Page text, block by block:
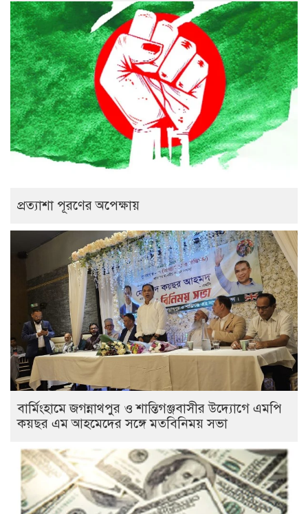
প্রত্যাশা পূরণের অপেক্ষায়
বার্মিংহামে জগন্নাথপুর ও শান্তিগঞ্জবাসীর উদ্যোগে এমপি
কয়ছর এম আহমেদের সঙ্গে মতবিনিময় সভা